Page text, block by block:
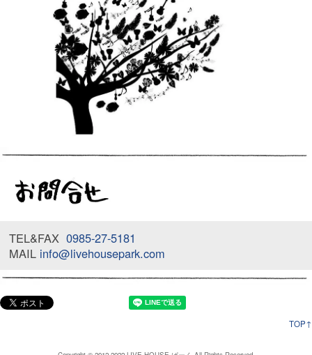
TEL&FAX 0985-27-5181
MAIL info@livehousepark.com
TOP↑